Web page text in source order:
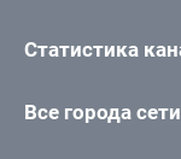
Статистика
Все города сети